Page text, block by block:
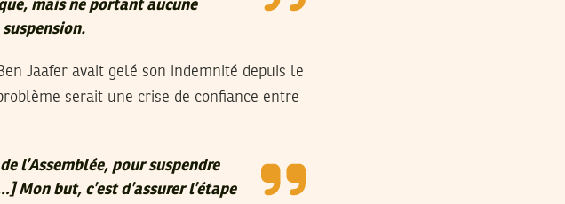
mais ne portant aucune
Jaafer avait gelé son indemnité depuis le
serait une crise de confiance entre
l’Assemblée, pour suspendre
Mon but, c’est d’assurer l’étape